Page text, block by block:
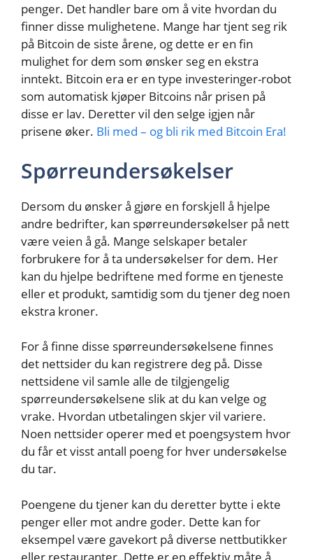
penger. Det handler bare om å vite hvordan du
finner disse mulighetene. Mange har tjent seg rik
på Bitcoin de siste årene, og dette er en fin
mulighet for dem som ønsker seg en ekstra
inntekt. Bitcoin era er en type investeringer-robot
som automatisk kjøper Bitcoins når prisen på
disse er lav. Deretter vil den selge igjen når
prisene øker. Bli med – og bli rik med Bitcoin Era!
Spørreundersøkelser
Dersom du ønsker å gjøre en forskjell å hjelpe
andre bedrifter, kan spørreundersøkelser på nett
være veien å gå. Mange selskaper betaler
forbrukere for å ta undersøkelser for dem. Her
kan du hjelpe bedriftene med forme en tjeneste
eller et produkt, samtidig som du tjener deg noen
ekstra kroner.
For å finne disse spørreundersøkelsene finnes
det nettsider du kan registrere deg på. Disse
nettsidene vil samle alle de tilgjengelig
spørreundersøkelsene slik at du kan velge og
vrake. Hvordan utbetalingen skjer vil variere.
Noen nettsider operer med et poengsystem hvor
du får et visst antall poeng for hver undersøkelse
du tar.
Poengene du tjener kan du deretter bytte i ekte
penger eller mot andre goder. Dette kan for
eksempel være gavekort på diverse nettbutikker
eller restauranter. Dette er en effektiv måte å